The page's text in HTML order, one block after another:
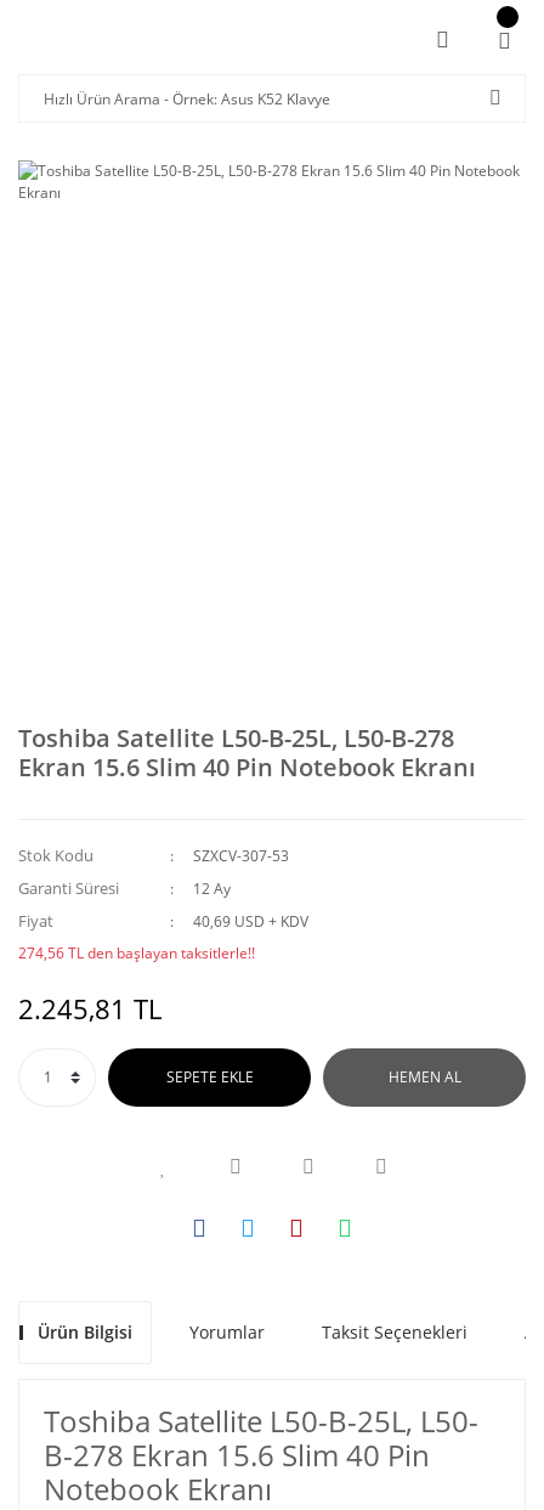
Toshiba Satellite L50-B-25L, L50-B-278
Ekran 15.6 Slim 40 Pin Notebook Ekranı
Stok Kodu SZXCV-307-53
Garanti Süresi 12 Ay
Fiyat
40,69 USD + KDV
274,56 TL den başlayan taksitlerle!!
2.245,81 TL
SEPETE EKLE HEMEN AL
Ürün Bilgisi Yorumlar Taksit Seçenekleri
Toshiba Satellite L50-B-25L, L50-
B-278 Ekran 15.6 Slim 40 Pin
Notebook Ekranı